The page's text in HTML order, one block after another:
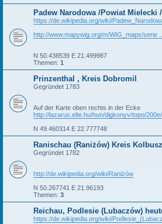
Padew Narodowa /Powiat Mielecki
https://de.wikipedia.org/wiki/
http://www.mapywig.org/m/WIG_maps/serie
N 50.438539 E 21.499987
Themen: 1
Prinzenthal , Kreis Dobromil
Gegründet 1783
Auf der Karte oben rechts in der Ecke
http://lazarus.elte.hu/hun/digkonyv/topo/
N 49.460314 E 22.777748
Ranischau (Raniżów) Kreis
Gegründet 1782
http://de.wikipedia.org/wiki/Raniżów
N 50.267741 E 21.96193
Themen: 3
Reichau, Podlesie (Lubaczów)
https://de.wikipedia.org/wiki/